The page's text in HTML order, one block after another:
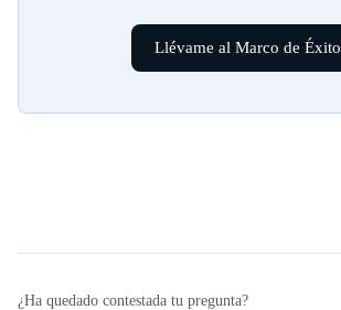
Llévame al Marco de Éxito
¿Ha quedado contestada tu pregunta?